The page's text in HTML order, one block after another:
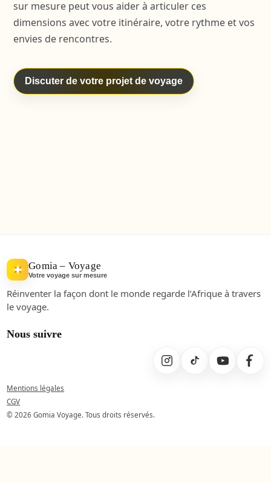
sur mesure peut vous aider à articuler ces
dimensions avec votre itinéraire, votre rythme et vos
envies de rencontres.
Discuter de votre projet de voyage
Gomia – Voyage
Votre voyage sur mesure
Réinventer la façon dont le monde regarde l’Afrique à travers
le voyage.
Nous suivre
Mentions légales
CGV
© 2026 Gomia Voyage. Tous droits réservés.